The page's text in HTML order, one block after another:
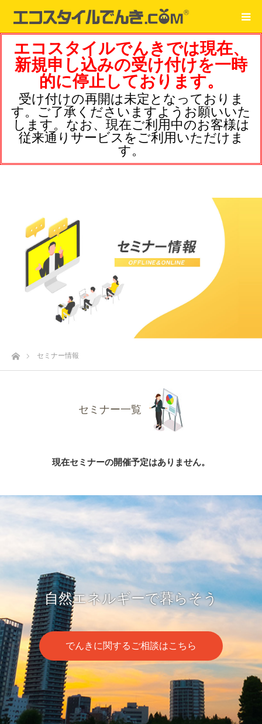
エコスタイルでんきでは現在、
新規申し込みの受け付けを一時
的に停止しております。
受け付けの再開は未定となっておりま
す。ご了承くださいますようお願いいた
します。なお、現在ご利用中のお客様は
従来通りサービスをご利用いただけま
す。
ホームセミナー情報
セミナー一覧
現在セミナーの開催予定はありません。
自然エネルギーで暮らそう
でんきに関するご相談はこちら